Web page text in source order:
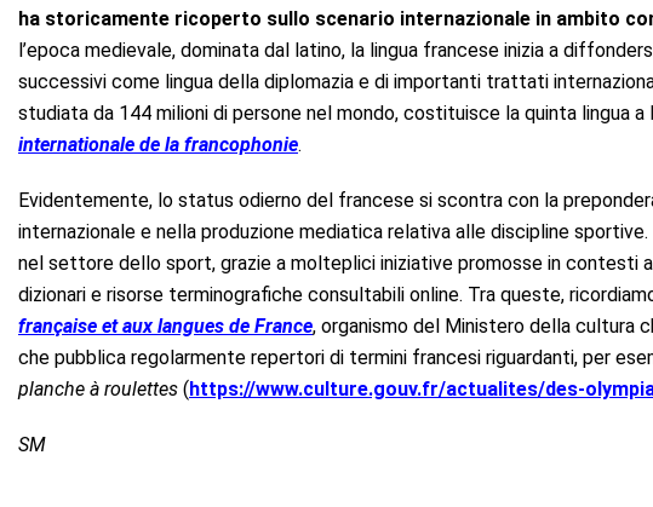
ha storicamente ricoperto sullo scenario internazionale in ambito
l’epoca medievale, dominata dal latino, la lingua francese inizia a
successivi come lingua della diplomazia e di importanti trattati
studiata da 144 milioni di persone nel mondo, costituisce la quinta lingua a
internationale de la francophonie.
Evidentemente, lo status odierno del francese si scontra con la
internazionale e nella produzione mediatica relativa alle discipline
nel settore dello sport, grazie a molteplici iniziative promosse in contesti
dizionari e risorse terminografiche consultabili online. Tra queste,
française et aux langues de France, organismo del Ministero della cultura
che pubblica regolarmente repertori di termini francesi riguardanti, per
planche à roulettes (https://www.culture.gouv.fr/actualites/des-
SM